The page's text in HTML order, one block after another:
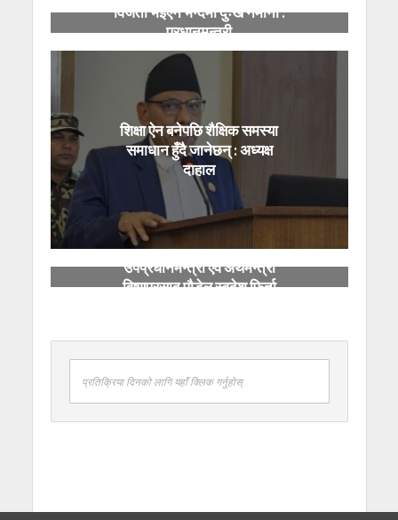
विजेता भइएन भन्दैमा दुःख नमानौं :
प्रधानमन्त्री
शिक्षा ऐन बनेपछि शैक्षिक समस्या
समाधान हुँदै जानेछन् : अध्यक्ष
दाहाल
उपप्रधानमन्त्री एवं अर्थमन्त्री
विष्णुप्रसाद पौडेल स्वदेश फिर्ता
प्रतिक्रिया दिनको लागि यहाँ क्लिक गर्नुहोस्